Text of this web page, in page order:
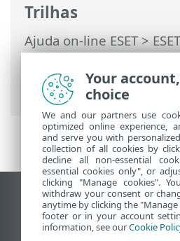
Trilhas
Ajuda on-line ESET>
Encryption>Usando o
Encryption> Remoção de
criptografia/desinstalação
Ver site para desktop
End of Life
Base de conhecimento
Your
choice
We and our partners use
optimized online experience,
and serve you with
collection of all cookies by
decline all non-essential
essential cookies only", or
clicking "Manage cookies".
withdraw your consent or
anytime by clicking the
footer or in your account
information, see ourCookie